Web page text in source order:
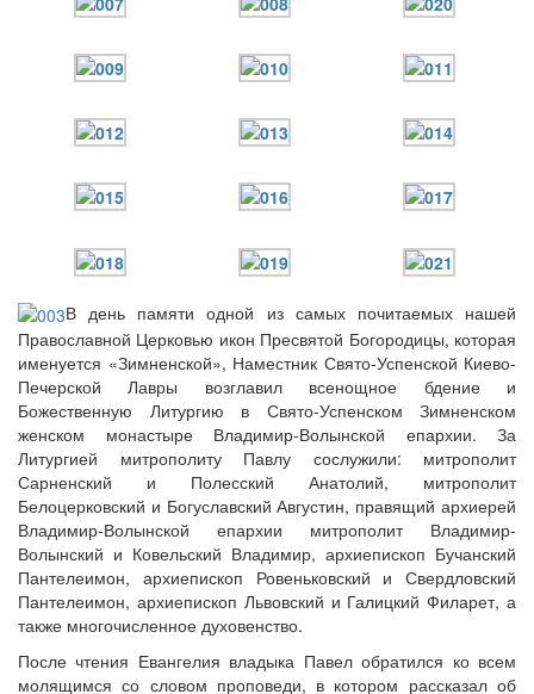
12 сентября 2015
Название трансляции
12 сентября 2015
Название трансляции
12 сентября 2015
Название трансляции
12 сентября 2015
Название трансляции
12 сентября 2015
Название трансляции
12 сентября 2015
Название трансляции
Перейти к архиву
В день памяти одной из самых почитаемых нашей
Православной Церковью икон Пресвятой Богородицы, которая
именуется «Зимненской», Наместник Свято-Успенской Киево-
Печерской Лавры возглавил всенощное бдение и
Божественную Литургию в Свято-Успенском Зимненском
женском монастыре Владимир-Волынской епархии. За
Литургией митрополиту Павлу сослужили: митрополит
Сарненский и Полесский Анатолий, митрополит
Белоцерковский и Богуславский Августин, правящий архиерей
Владимир-Волынской епархии митрополит Владимир-
Волынский и Ковельский Владимир, архиепископ Бучанский
Пантелеимон, архиепископ Ровеньковский и Свердловский
Пантелеимон, архиепископ Львовский и Галицкий Филарет, а
также многочисленное духовенство.
После чтения Евангелия владыка Павел обратился ко всем
молящимся со словом проповеди, в котором рассказал об